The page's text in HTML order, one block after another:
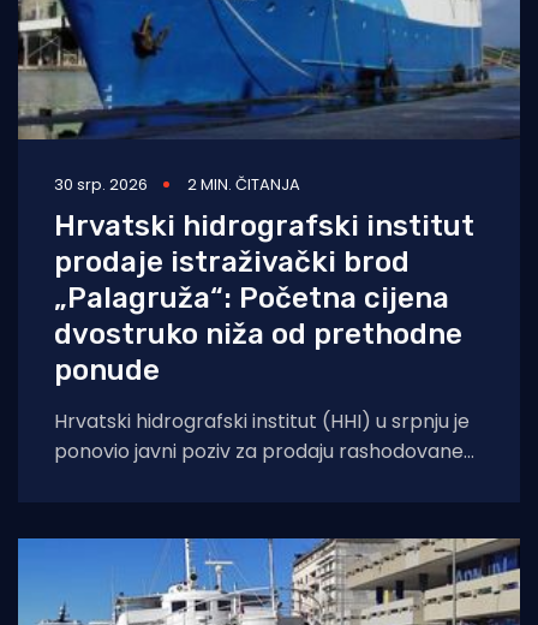
30 srp. 2026 2 MIN. ČITANJA
Hrvatski hidrografski institut
prodaje istraživački brod
„Palagruža“: Početna cijena
dvostruko niža od prethodne
ponude
Hrvatski hidrografski institut (HHI) u srpnju je
ponovio javni poziv za prodaju rashodovane